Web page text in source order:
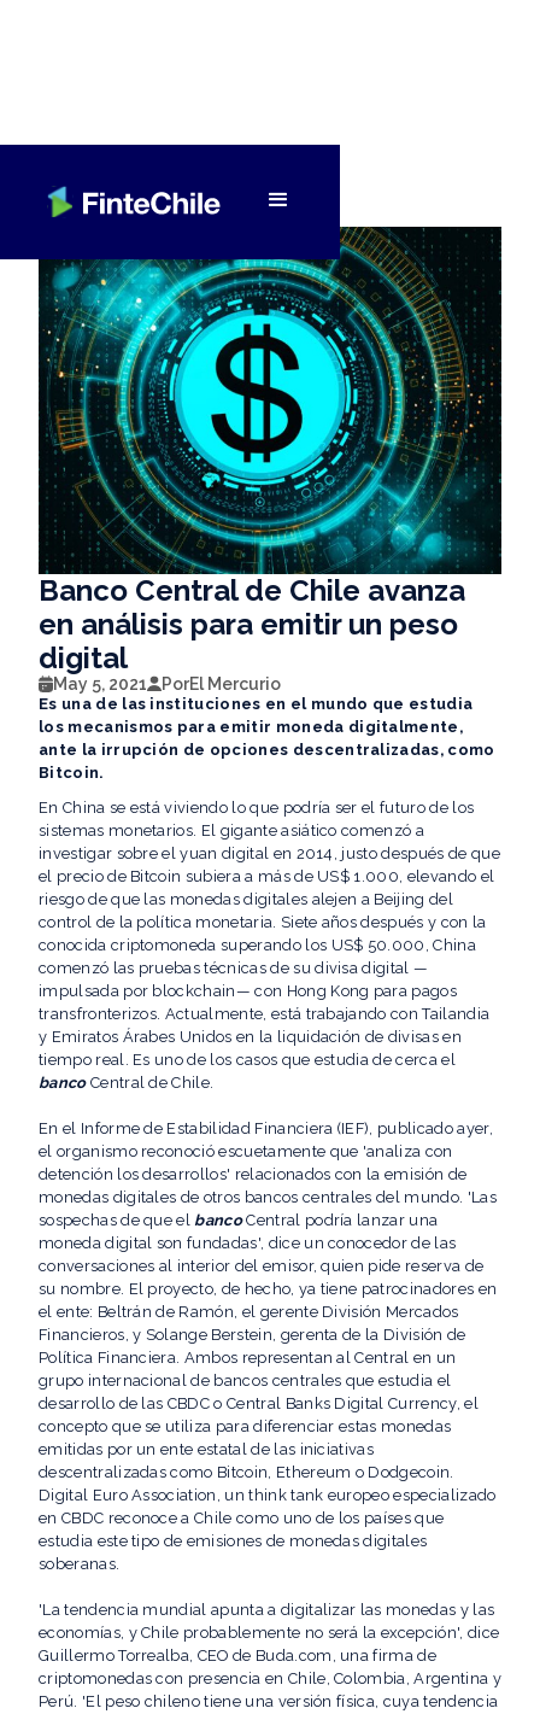
Banco Central de Chile avanza
en análisis para emitir un peso
digital
May 5, 2021 PorEl Mercurio
Es una de las instituciones en el mundo que estudia
los mecanismos para emitir moneda digitalmente,
ante la irrupción de opciones descentralizadas, como
Bitcoin.
En China se está viviendo lo que podría ser el futuro de los
sistemas monetarios. El gigante asiático comenzó a
investigar sobre el yuan digital en 2014, justo después de que
el precio de Bitcoin subiera a más de US$ 1.000, elevando el
riesgo de que las monedas digitales alejen a Beijing del
control de la política monetaria. Siete años después y con la
conocida criptomoneda superando los US$ 50.000, China
comenzó las pruebas técnicas de su divisa digital —
impulsada por blockchain— con Hong Kong para pagos
transfronterizos. Actualmente, está trabajando con Tailandia
y Emiratos Árabes Unidos en la liquidación de divisas en
tiempo real. Es uno de los casos que estudia de cerca el
bancoCentral de Chile.
En el Informe de Estabilidad Financiera (IEF), publicado ayer,
el organismo reconoció escuetamente que 'analiza con
detención los desarrollos' relacionados con la emisión de
monedas digitales de otros bancos centrales del mundo. 'Las
sospechas de que el bancoCentral podría lanzar una
moneda digital son fundadas', dice un conocedor de las
conversaciones al interior del emisor, quien pide reserva de
su nombre. El proyecto, de hecho, ya tiene patrocinadores en
el ente: Beltrán de Ramón, el gerente División Mercados
Financieros, y Solange Berstein, gerenta de la División de
Política Financiera. Ambos representan al Central en un
grupo internacional de bancos centrales que estudia el
desarrollo de las CBDC o Central Banks Digital Currency, el
concepto que se utiliza para diferenciar estas monedas
emitidas por un ente estatal de las iniciativas
descentralizadas como Bitcoin, Ethereum o Dodgecoin.
Digital Euro Association, un think tank europeo especializado
en CBDC reconoce a Chile como uno de los países que
estudia este tipo de emisiones de monedas digitales
soberanas.
'La tendencia mundial apunta a digitalizar las monedas y las
economías, y Chile probablemente no será la excepción', dice
Guillermo Torrealba, CEO de Buda.com, una firma de
criptomonedas con presencia en Chile, Colombia, Argentina y
Perú. 'El peso chileno tiene una versión física, cuya tendencia